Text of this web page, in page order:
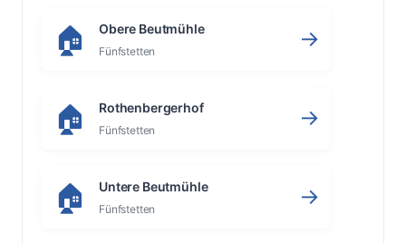
🏠 Obere Beutmühle
Fünfstetten →
🏠 Rothenbergerhof
Fünfstetten →
🏠 Untere Beutmühle
Fünfstetten →